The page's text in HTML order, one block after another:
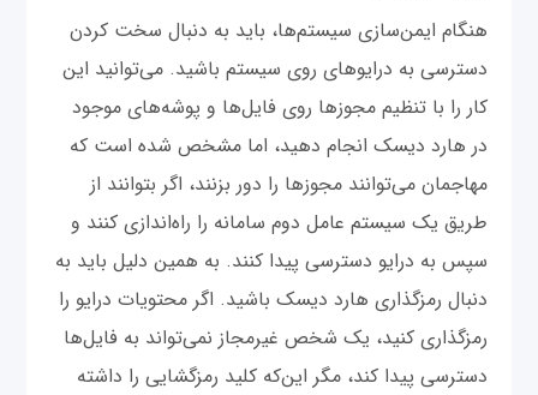
هنگام ایمن‌سازی سیستم‌ها، باید به دنبال سخت کردن
دسترسی به درایوهای روی سیستم باشید. می‌توانید این
کار را با تنظیم مجوزها روی فایل‌ها و پوشه‌های موجود
در هارد دیسک انجام دهید، اما مشخص شده است که
مهاجمان می‌توانند مجوزها را دور بزنند، اگر بتوانند از
طریق یک سیستم عامل دوم سامانه را راه‌اندازی کنند و
سپس به درایو دسترسی پیدا کنند. به همین دلیل باید به
دنبال رمزگذاری هارد دیسک باشید. اگر محتویات درایو را
رمزگذاری کنید، یک شخص غیرمجاز نمی‌تواند به فایل‌ها
دسترسی پیدا کند، مگر این‌که کلید رمزگشایی را داشته